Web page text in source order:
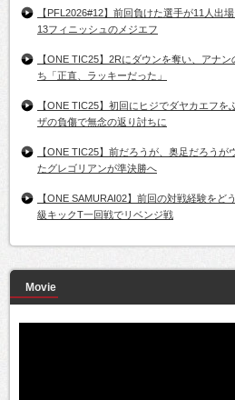
【PFL2026#12】前回負けた選手が11人出
13フィニッシュのメジエフ
【ONE TIC25】2Rにダウンを奪い、アナ
ち「正直、ラッキーだった」
【ONE TIC25】初回にヒジでダヤカエフを
ザの負傷で無念の返り討ちに
【ONE TIC25】前だろうが、奥足だろう
たグレゴリアンが準決勝へ
【ONE SAMURAI02】前回の対戦経験をど
級キックT一回戦でリベンジ戦
Movie